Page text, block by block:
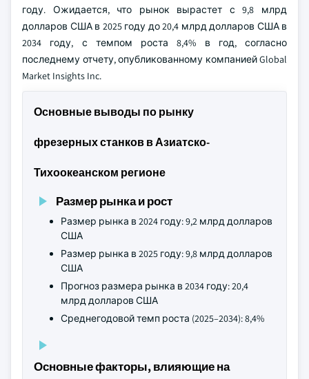
году. Ожидается, что рынок вырастет с 9,8 млрд
долларов США в 2025 году до 20,4 млрд долларов США в
2034 году, с темпом роста 8,4% в год, согласно
последнему отчету, опубликованному компанией Global
Market Insights Inc.
Основные выводы по рынку
фрезерных станков в Азиатско-
Тихоокеанском регионе
Размер рынка и рост
Размер рынка в 2024 году: 9,2 млрд долларов
США
Размер рынка в 2025 году: 9,8 млрд долларов
США
Прогноз размера рынка в 2034 году: 20,4
млрд долларов США
Среднегодовой темп роста (2025–2034): 8,4%
Основные факторы, влияющие на